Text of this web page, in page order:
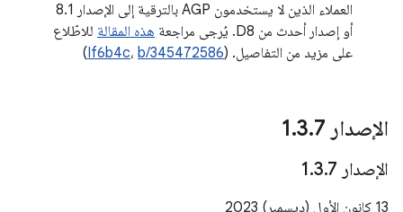
العملاء الذين لا يستخدمون AGP بالترقية إلى الإصدار 8.1
أو إصدار أحدث من D8. يُرجى مراجعة
هذه المقالة للاطّلاع
على مزيد من التفاصيل. (
If6b4c، b/345472586
)
الإصدار 1 .3.7
الإصدار 1 .3.7
‫13 كانون الأول (ديسمبر) 2023